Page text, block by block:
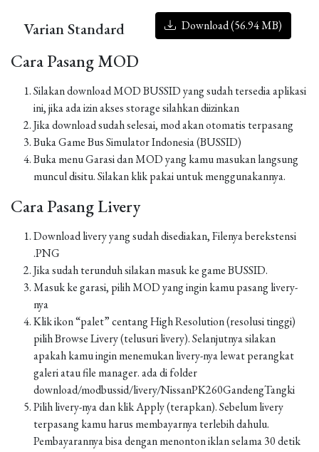
Varian Standard Download (56.94 MB)
Cara Pasang MOD
Silakan download MOD BUSSID yang sudah tersedia aplikasi
ini, jika ada izin akses storage silahkan diizinkan
Jika download sudah selesai, mod akan otomatis terpasang
Buka Game Bus Simulator Indonesia (BUSSID)
Buka menu Garasi dan MOD yang kamu masukan langsung
muncul disitu. Silakan klik pakai untuk menggunakannya.
Cara Pasang Livery
Download livery yang sudah disediakan, Filenya berekstensi
.PNG
Jika sudah terunduh silakan masuk ke game BUSSID.
Masuk ke garasi, pilih MOD yang ingin kamu pasang livery-
nya
Klik ikon “palet” centang High Resolution (resolusi tinggi)
pilih Browse Livery (telusuri livery). Selanjutnya silakan
apakah kamu ingin menemukan livery-nya lewat perangkat
galeri atau file manager. ada di folder
download/modbussid/livery/NissanPK260GandengTangki
Pilih livery-nya dan klik Apply (terapkan). Sebelum livery
terpasang kamu harus membayarnya terlebih dahulu.
Pembayarannya bisa dengan menonton iklan selama 30 detik